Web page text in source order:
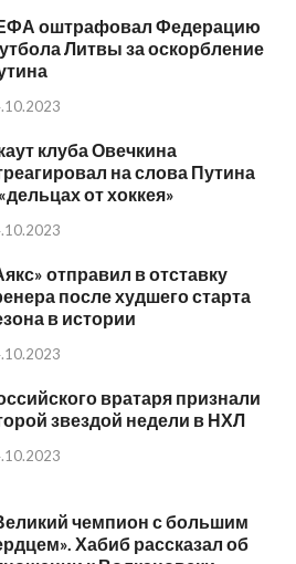
оштрафовал Федерацию
Литвы за оскорбление
клуба Овечкина
на слова Путина
от хоккея»
отправил в отставку
после худшего старта
в истории
вратаря признали
звездой недели в НХЛ
чемпион с большим
Хабиб рассказал об